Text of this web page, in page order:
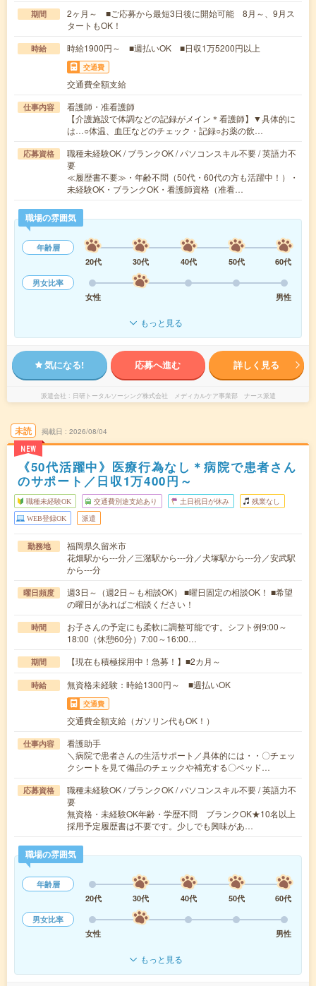
期間
2ヶ月～ ■ご応募から最短3日後に開始可能 8月～、9月ス
タートもOK！
時給 時給1900円～ ■週払いOK ■日収1万5200円以上
交通費
交通費全額支給
仕事内容
看護師・准看護師
【介護施設で体調などの記録がメイン＊看護師】▼具体的に
は…○体温、血圧などのチェック・記録○お薬の飲…
応募資格
職種未経験OK / ブランクOK / パソコンスキル不要 / 英語力不
要
≪履歴書不要≫・年齢不問（50代・60代の方も活躍中！）・
未経験OK・ブランクOK・看護師資格（准看…
職場の雰囲気
年齢層
20代
30代 40代 50代
60代
男女比率
女性
男性
もっと見る
気になる! 応募へ進む 詳しく見る
派遣会社 日研トータルソーシング株式会社 メディカルケア事業部 ナース派遣
未読
NEW
掲載日 2026/08/04
《50代活躍中》医療行為なし＊病院で患者さん
のサポート／日収1万400円～
職種未経験OK 交通費別途支給あり 土日祝日が休み 残業なし
WEB登録OK 派遣
勤務地
福岡県久留米市
花畑駅から---分／三潴駅から---分／犬塚駅から---分／安武駅
から---分
曜日頻度
週3日～（週2日～も相談OK） ■曜日固定の相談OK！ ■希望
の曜日があればご相談ください！
時間
お子さんの予定にも柔軟に調整可能です。シフト例9:00～
18:00（休憩60分）7:00～16:00…
期間 【現在も積極採用中！急募！】■2カ月～
時給 無資格未経験：時給1300円～ ■週払いOK
交通費
交通費全額支給（ガソリン代もOK！）
仕事内容
看護助手
＼病院で患者さんの生活サポート／具体的には・・〇チェッ
クシートを見て備品のチェックや補充する〇ベッド…
応募資格
職種未経験OK / ブランクOK / パソコンスキル不要 / 英語力不
要
無資格・未経験OK年齢・学歴不問 ブランクOK★10名以上
採用予定履歴書は不要です。少しでも興味があ…
職場の雰囲気
年齢層
20代
30代 40代 50代
60代
男女比率
女性
男性
もっと見る